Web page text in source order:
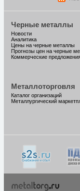
Черные металлы
Новости
Аналитика
Цены на черные металлы
Прогнозы цен на черные
Коммерческие
Металлоторговля
Каталог организаций
Металлургический